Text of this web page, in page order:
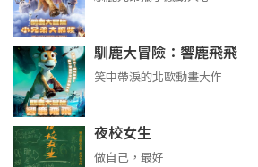
馴鹿大冒險：響鹿飛飛
笑中帶淚的北歐動畫大作
夜校女生
做自己，最好